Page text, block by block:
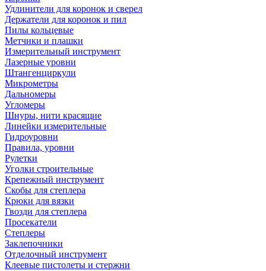
Удлинители для коронок и сверел
Держатели для коронок и пил
Пилы кольцевые
Метчики и плашки
Измерительный инструмент
Лазерные уровни
Штангенциркули
Микрометры
Дальномеры
Угломеры
Шнуры, нити красящие
Линейки измерительные
Гидроуровни
Правила, уровни
Рулетки
Уголки строительные
Крепежный инструмент
Скобы для степлера
Крюки для вязки
Гвозди для степлера
Просекатели
Степлеры
Заклепочники
Отделочный инструмент
Клеевые пистолеты и стержни